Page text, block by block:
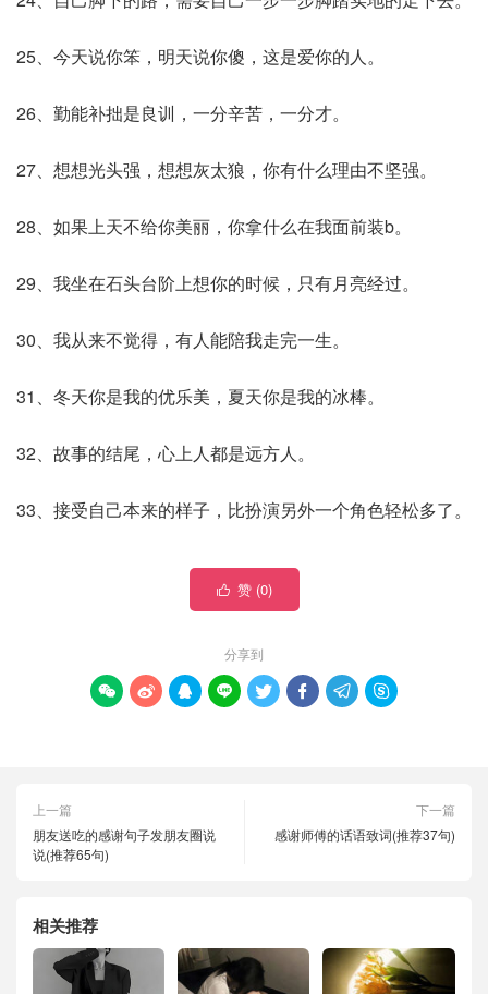
25、今天说你笨，明天说你傻，这是爱你的人。
26、勤能补拙是良训，一分辛苦，一分才。
27、想想光头强，想想灰太狼，你有什么理由不坚强。
28、如果上天不给你美丽，你拿什么在我面前装b。
29、我坐在石头台阶上想你的时候，只有月亮经过。
30、我从来不觉得，有人能陪我走完一生。
31、冬天你是我的优乐美，夏天你是我的冰棒。
32、故事的结尾，心上人都是远方人。
33、接受自己本来的样子，比扮演另外一个角色轻松多了。
 赞 (0)
分享到
       
上一篇
朋友送吃的感谢句子发朋友圈说
说(推荐65句)
下一篇
感谢师傅的话语致词(推荐37句)
相关推荐